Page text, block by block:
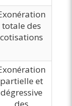
totale des
cotisations
partielle et
dégressive